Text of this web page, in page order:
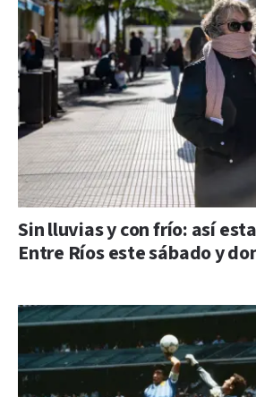
Sin lluvias y con frío: así
Entre Ríos este sábado y